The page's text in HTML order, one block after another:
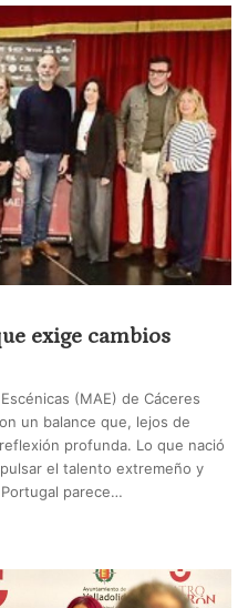
exige cambios
(MAE) de Cáceres
un balance que, lejos de
profunda. Lo que nació
el talento extremeño y
parece…